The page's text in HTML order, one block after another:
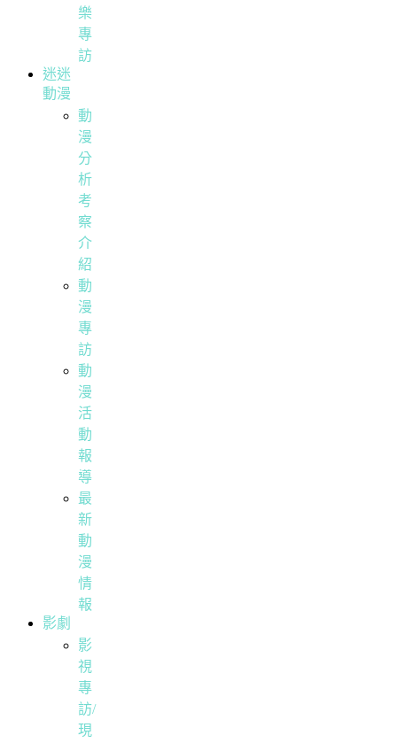
樂
專
訪
迷迷
動漫
動
漫
分
析
考
察
介
紹
動
漫
專
訪
動
漫
活
動
報
導
最
新
動
漫
情
報
影劇
影
視
專
訪/
現